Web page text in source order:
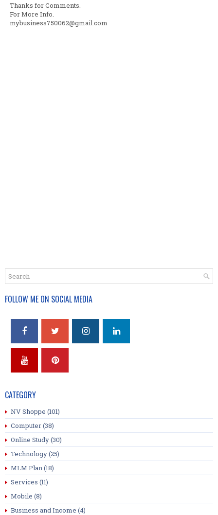
Thanks for Comments.
For More Info.
mybusiness750062@gmail.com
FOLLOW ME ON SOCIAL MEDIA
CATEGORY
NV Shoppe (101)
Computer(38)
Online Study(30)
Technology(25)
MLM Plan(18)
Services (11)
Mobile (8)
Business and Income (4)